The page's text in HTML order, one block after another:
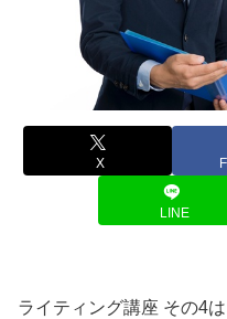
X
LINE
ライティング講座 その4